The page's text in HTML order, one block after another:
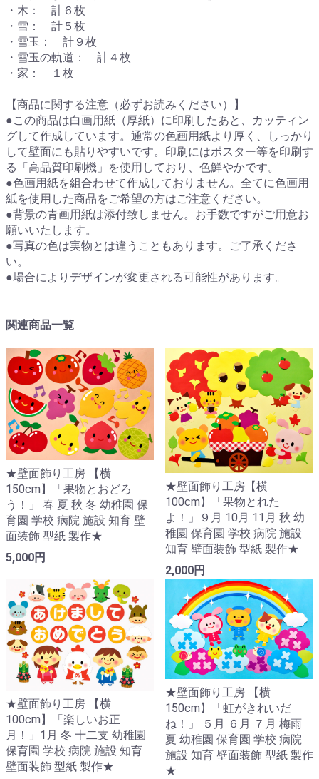
・木： 計６枚
・雪： 計５枚
・雪玉： 計９枚
・雪玉の軌道： 計４枚
・家： １枚
【商品に関する注意（必ずお読みください）】
●この商品は白画用紙（厚紙）に印刷したあと、カッティン
グして作成しています。通常の色画用紙より厚く、しっかり
して壁面にも貼りやすいです。印刷にはポスター等を印刷す
る「高品質印刷機」を使用しており、色鮮やかです。
●色画用紙を組合わせて作成しておりません。全てに色画用
紙を使用した商品をご希望の方はご注意ください。
●背景の青画用紙は添付致しません。お手数ですがご用意お
願いいたします。
●写真の色は実物とは違うこともあります。ご了承くださ
い。
●場合によりデザインが変更される可能性があります。
関連商品一覧
★壁面飾り工房 【横
150cm】「果物とおどろ
う！」 春 夏 秋 冬 幼稚園 保
育園 学校 病院 施設 知育 壁
面装飾 型紙 製作★
5,000円
★壁面飾り工房【横
100cm】「果物とれた
よ！」９月 10月 11月 秋 幼
稚園 保育園 学校 病院 施設
知育 壁面装飾 型紙 製作★
2,000円
★壁面飾り工房 【横
100cm】「楽しいお正
月！」1月 冬 十二支 幼稚園
保育園 学校 病院 施設 知育
壁面装飾 型紙 製作★
★壁面飾り工房 【横
150cm】「虹がきれいだ
ね！」 ５月 ６月 ７月 梅雨
夏 幼稚園 保育園 学校 病院
施設 知育 壁面装飾 型紙 製作
★